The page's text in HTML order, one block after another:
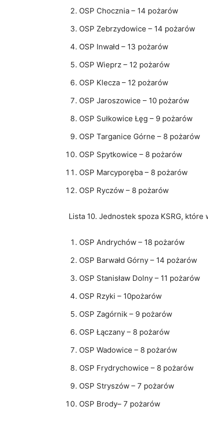
OSP Chocznia – 14 pożarów
OSP Zebrzydowice – 14 pożarów
OSP Inwałd – 13 pożarów
OSP Wieprz – 12 pożarów
OSP Klecza – 12 pożarów
OSP Jaroszowice – 10 pożarów
OSP Sułkowice Łęg – 9 pożarów
OSP Targanice Górne – 8 pożarów
OSP Spytkowice – 8 pożarów
OSP Marcyporęba – 8 pożarów
OSP Ryczów – 8 pożarów
Lista 10. Jednostek spoza KSRG,
OSP Andrychów – 18 pożarów
OSP Barwałd Górny – 14 pożarów
OSP Stanisław Dolny – 11 pożarów
OSP Rzyki – 10pożarów
OSP Zagórnik – 9 pożarów
OSP Łączany – 8 pożarów
OSP Wadowice – 8 pożarów
OSP Frydrychowice – 8 pożarów
OSP Stryszów – 7 pożarów
OSP Brody– 7 pożarów